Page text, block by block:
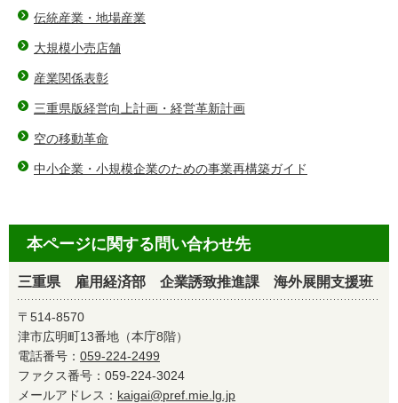
伝統産業・地場産業
大規模小売店舗
産業関係表彰
三重県版経営向上計画・経営革新計画
空の移動革命
中小企業・小規模企業のための事業再構築ガイド
本ページに関する問い合わせ先
三重県 雇用経済部 企業誘致推進課 海外展開支援班
〒514-8570
津市広明町13番地（本庁8階）
電話番号： 059-224-2499
ファクス番号：059-224-3024
メールアドレス： kaigai@pref.mie.lg.jp